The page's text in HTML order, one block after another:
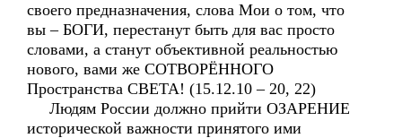
своего предназначения, слова Мои о том, что
вы – БОГИ, перестанут быть для вас просто
словами, а станут объективной реальностью
нового, вами же СОТВОРЁННОГО
Пространства СВЕТА! (15.12.10 – 20, 22)
Людям России должно прийти ОЗАРЕНИЕ
исторической важности принятого ими